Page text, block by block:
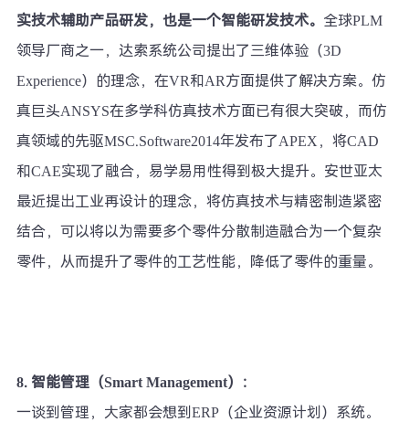
实技术辅助产品研发，也是一个智能研发技术。 全球PLM
领导厂商之一，达索系统公司提出了三维体验（3D
Experience）的理念，在VR和AR方面提供了解决方案。仿
真巨头ANSYS在多学科仿真技术方面已有很大突破，而仿
真领域的先驱MSC.Software2014年发布了APEX，将CAD
和CAE实现了融合，易学易用性得到极大提升。安世亚太
最近提出工业再设计的理念，将仿真技术与精密制造紧密
结合，可以将以为需要多个零件分散制造融合为一个复杂
零件，从而提升了零件的工艺性能，降低了零件的重量。
8. 智能管理（Smart Management）：
一谈到管理，大家都会想到ERP（企业资源计划）系统。